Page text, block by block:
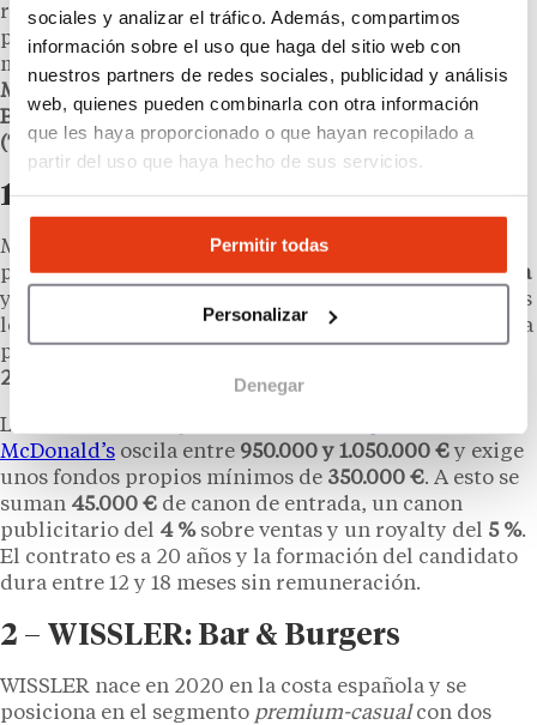
sociales y analizar el tráfico. Además, compartimos
información sobre el uso que haga del sitio web con
nuestros partners de redes sociales, publicidad y análisis
web, quienes pueden combinarla con otra información
que les haya proporcionado o que hayan recopilado a
partir del uso que haya hecho de sus servicios.
Permitir todas
Personalizar
Denegar
reales y muy distintas en cuanto a inversión,
posicionamiento y tamaño de red. Tres opciones
merecen un análisis comparado: el gigante
McDonald’s
premium-casual
WISSLER:
Bar & Burgers
y la cadena nacional
(TGB) , integrada en el grupo Restalia.
1 – McDonald’s
McDonald’s es, con diferencia, la red más grande del
país: cuenta con unos600 establecimientos en España
y trabaja con cerca de
, el 95 % de los
locales están operados bajo este régimen. La compañía
planea elevar la cifra hasta los
2028
La inversión total para
McDonald’s oscila entre 950.000 y 1.050.000 €y exige
unos fondos propios mínimos de 350.000 €. A esto se
suman 45.000 € de canon de entrada, un canon
publicitario del 4 %sobre ventas y un royalty del 5 %.
El contrato es a 20 años y la formación del candidato
dura entre 12 y 18 meses sin remuneración.
2 – WISSLER: Bar & Burgers
WISSLER nace en 2020 en la costa española y se
posiciona en el segmento premium-casualcon dos